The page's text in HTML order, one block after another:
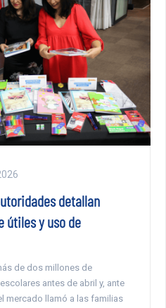
detallan
útiles y uso de
de dos millones de
antes de abril y, ante
mercado llamó a las familias